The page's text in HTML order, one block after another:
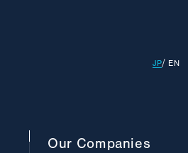
JP EN
Our Companies